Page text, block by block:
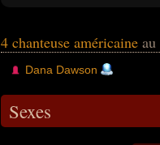
4 chanteuse américaine
Dana Dawson
Sexes